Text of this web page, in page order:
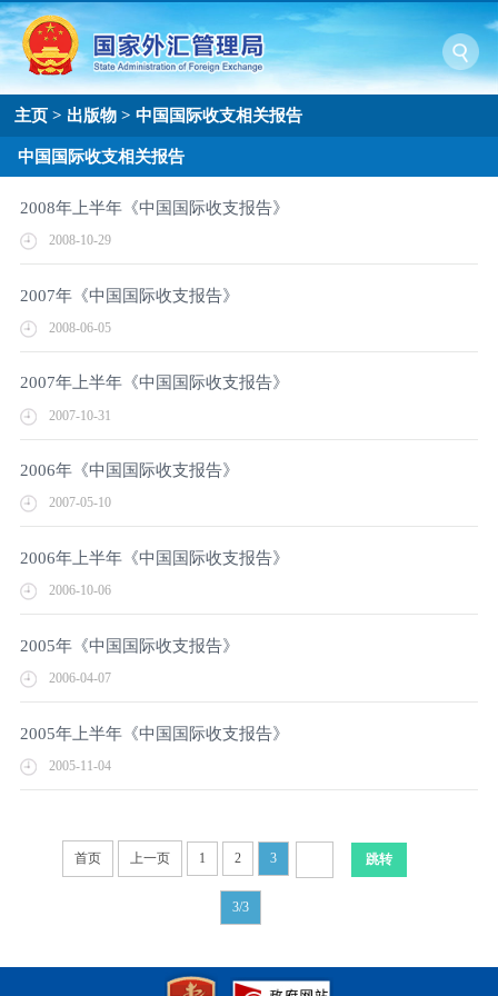
主页 > 出版物 >中国国际收支相关报告
中国国际收支相关报告
2008年上半年《中国国际收支报告》
2008-10-29
2007年《中国国际收支报告》
2008-06-05
2007年上半年《中国国际收支报告》
2007-10-31
2006年《中国国际收支报告》
2007-05-10
2006年上半年《中国国际收支报告》
2006-10-06
2005年《中国国际收支报告》
2006-04-07
2005年上半年《中国国际收支报告》
2005-11-04
首页 上一页 1 2 3
3/3